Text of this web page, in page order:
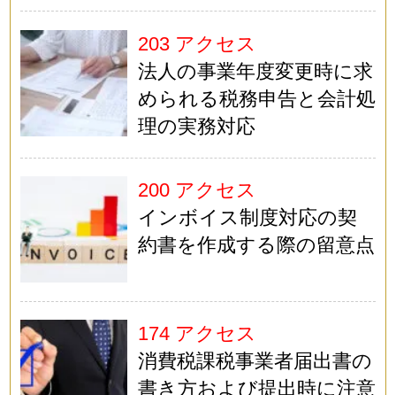
203 アクセス
法人の事業年度変更時に求
められる税務申告と会計処
理の実務対応
200 アクセス
インボイス制度対応の契
約書を作成する際の留意点
174 アクセス
消費税課税事業者届出書の
書き方および提出時に注意